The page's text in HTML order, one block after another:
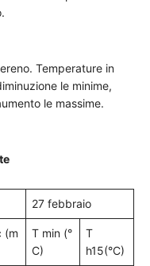
Temperature in
le minime,
le massime.
27 febbraio
(m
T min (°
C)
T
h15(°C)